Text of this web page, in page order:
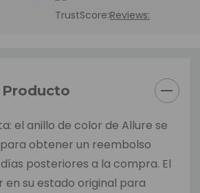
TrustScore:Reviews:
el anillo de color de Allure se
obtener un reembolso
posteriores a la compra. El
en su estado original para